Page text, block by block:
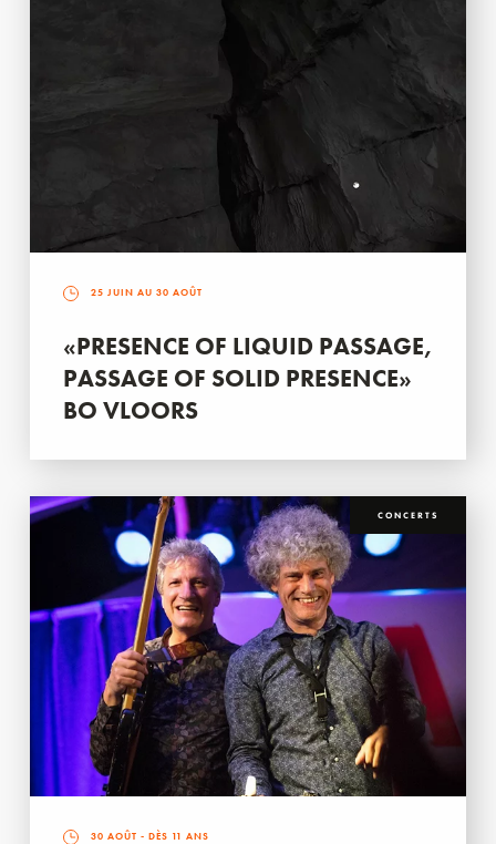
25 JUIN AU 30 AOÛT
«PRESENCE OF LIQUID PASSAGE,
PASSAGE OF SOLID PRESENCE»
BO VLOORS
CONCERTS
30 AOÛT - DÈS 11 ANS